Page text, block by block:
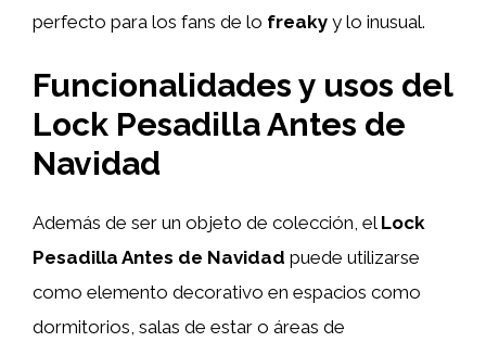
perfecto para los fans de lo freaky y lo inusual.
Funcionalidades y usos del
Lock Pesadilla Antes de
Navidad
Además de ser un objeto de colección, el Lock
Pesadilla Antes de Navidad puede utilizarse
como elemento decorativo en espacios como
dormitorios, salas de estar o áreas de